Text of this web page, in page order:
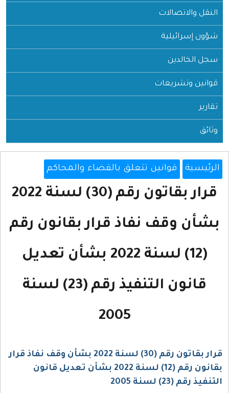
النقل والاتصالات
شؤون إسرائيلية
سجل الخالدين
قوانين وتشريعات
تقارير
وثائق
الرئيسية قوانين تتعلق بالقضاء والمحاكم
قرار بقاتون رقم (30) لسنة 2022
بشأن وقف نفاذ قرار بقانون رقم
(12) لسنة 2022 بشأن تعديل
قانون التنفيذ رقم (23) لسنة
2005
قرار بقاتون رقم (30) لسنة 2022 بشأن وقف نفاذ قرار
بقانون رقم (12) لسنة 2022 بشأن تعديل قانون
التنفيذ رقم (23) لسنة 2005